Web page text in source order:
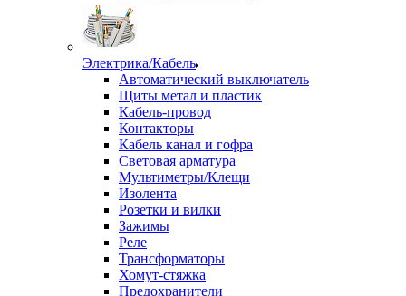
Электрика/Кабель
Автоматический выключатель
Щиты метал и пластик
Кабель-провод
Контакторы
Кабель канал и гофра
Световая арматура
Мультиметры/Клещи
Изолента
Розетки и вилки
Зажимы
Реле
Трансформаторы
Хомут-стяжка
Предохранители